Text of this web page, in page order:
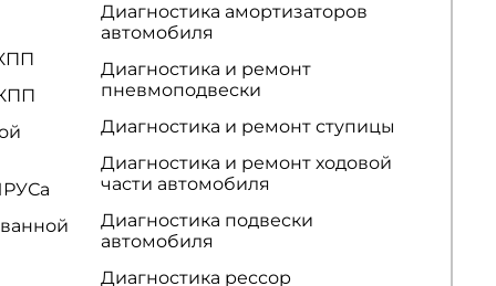
Диагностика амортизаторов
автомобиля
Диагностика и ремонт
пневмоподвески
Диагностика и ремонт ступицы
Диагностика и ремонт ходовой
части автомобиля
Диагностика подвески
автомобиля
Диагностика рессор